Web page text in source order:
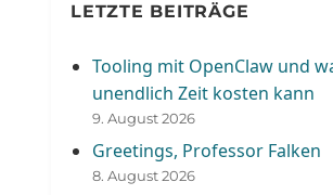
LETZTE BEITRÄGE
Tooling mit OpenClaw und
unendlich Zeit kosten kann
9. August 2026
Greetings, Professor Falken
8. August 2026